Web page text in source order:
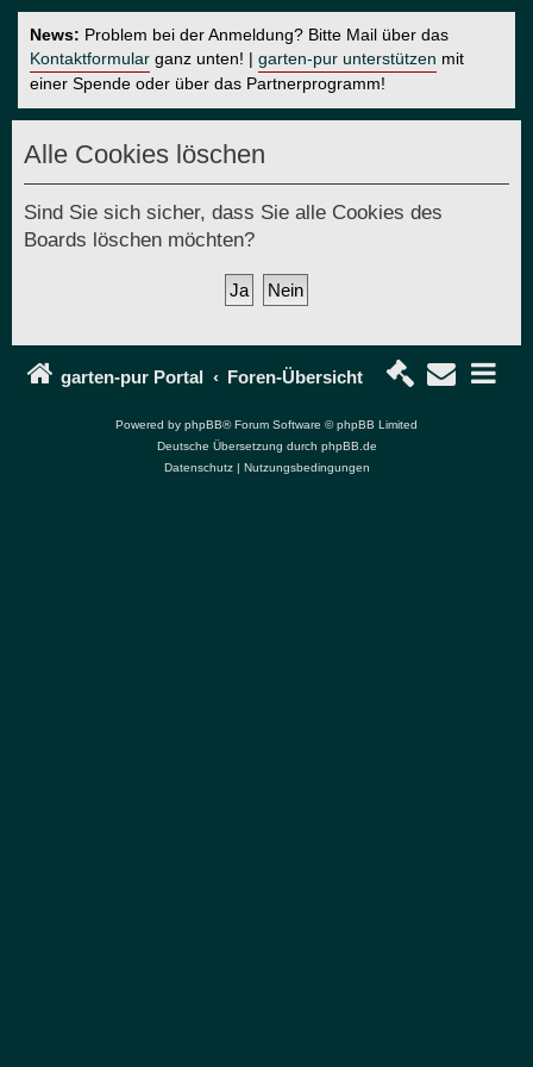
News: Problem bei der Anmeldung? Bitte Mail über das
Kontaktformular ganz unten! | garten-pur unterstützen mit
einer Spende oder über das Partnerprogramm!
Alle Cookies löschen
Sind Sie sich sicher, dass Sie alle Cookies des
Boards löschen möchten?
garten-pur Portal Foren-Übersicht
Powered by phpBB® Forum Software © phpBB Limited
Deutsche Übersetzung durch phpBB.de
Datenschutz| Nutzungsbedingungen